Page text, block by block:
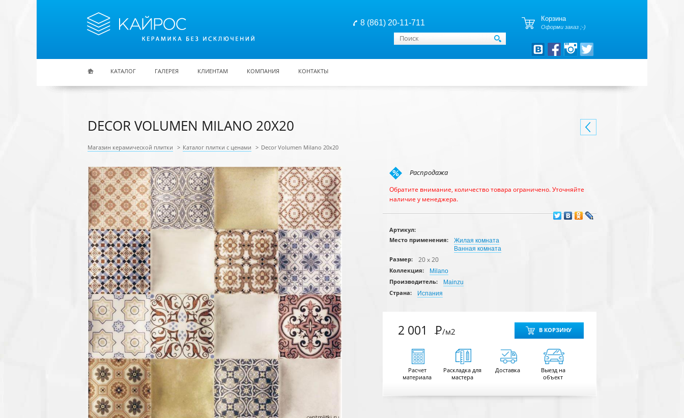
8 (861) 20-11-711 Корзина
Оформи заказ ;-)
Форма поиска
Поиск
КАТАЛОГ ГАЛЕРЕЯ КЛИЕНТАМ КОМПАНИЯ КОНТАКТЫ
DECOR VOLUMEN MILANO 20X20
Магазин керамической плитки > Каталог плитки с ценами > Decor Volumen Milano 20x20
Распродажа
Обратите внимание, количество товара ограничено. Уточняйте
наличие у менеджера.
Артикул:
Место применения:
Жилая комната
Ванная комната
Размер:
20 x 20
Коллекция:
Milano
Производитель:
Mainzu
Страна:
Испания
2 001 Р/м2 В КОРЗИНУ
Расчет
материала
Раскладка для
мастера
Доставка
Выезд на
объект